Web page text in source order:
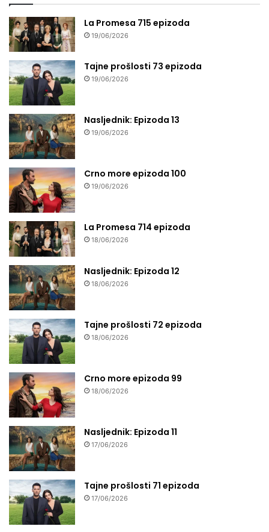
La Promesa 715 epizoda
19/06/2026
Tajne prošlosti 73 epizoda
19/06/2026
Nasljednik: Epizoda 13
19/06/2026
Crno more epizoda 100
19/06/2026
La Promesa 714 epizoda
18/06/2026
Nasljednik: Epizoda 12
18/06/2026
Tajne prošlosti 72 epizoda
18/06/2026
Crno more epizoda 99
18/06/2026
Nasljednik: Epizoda 11
17/06/2026
Tajne prošlosti 71 epizoda
17/06/2026